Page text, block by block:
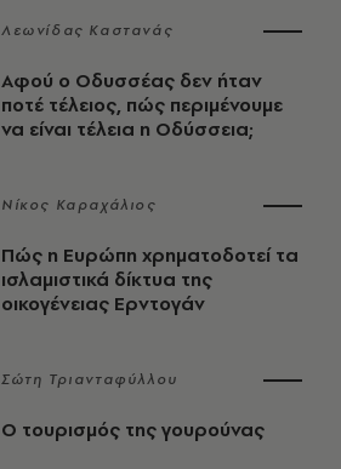
Λεωνίδας Καστανάς
Αφού ο Οδυσσέας δεν ήταν
ποτέ τέλειος, πώς περιμένουμε
να είναι τέλεια η Οδύσσεια;
Νίκος Καραχάλιος
Πώς η Ευρώπη χρηματοδοτεί τα
ισλαμιστικά δίκτυα της
οικογένειας Ερντογάν
Σώτη Τριανταφύλλου
Ο τουρισμός της γουρούνας